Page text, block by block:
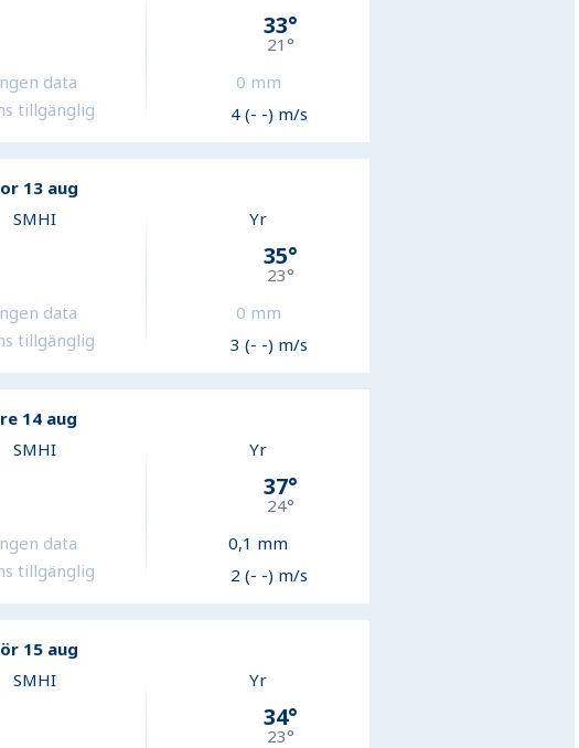
data
tillgänglig
33°
21 °
0 mm
4 (- -) m/s
13 aug
SMHI
data
tillgänglig
Yr
35°
23°
0 mm
3 (- -) m/s
14 aug
SMHI
data
tillgänglig
Yr
37°
24°
0,1 mm
2 (- -) m/s
15 aug
SMHI Yr
34°
23°